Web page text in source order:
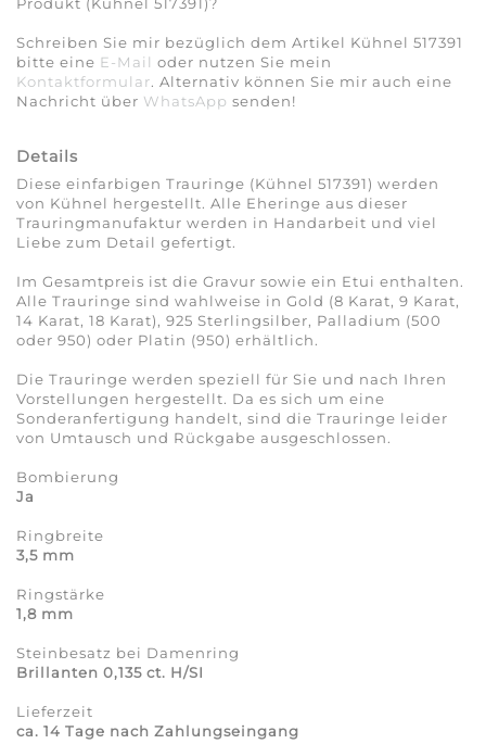
Produkt (Kühnel 517391)?
Schreiben Sie mir bezüglich dem Artikel Kühnel 517391
bitte eine E-Mail oder nutzen Sie mein
Kontaktformular. Alternativ können Sie mir auch eine
Nachricht über WhatsApp senden!
Details
Diese einfarbigen Trauringe (Kühnel 517391) werden
von Kühnel hergestellt. Alle Eheringe aus dieser
Trauringmanufaktur werden in Handarbeit und viel
Liebe zum Detail gefertigt.
Im Gesamtpreis ist die Gravur sowie ein Etui enthalten.
Alle Trauringe sind wahlweise in Gold (8 Karat, 9 Karat,
14 Karat, 18 Karat), 925 Sterlingsilber, Palladium (500
oder 950) oder Platin (950) erhältlich.
Die Trauringe werden speziell für Sie und nach Ihren
Vorstellungen hergestellt. Da es sich um eine
Sonderanfertigung handelt, sind die Trauringe leider
von Umtausch und Rückgabe ausgeschlossen.
Bombierung
Ja
Ringbreite
3,5 mm
Ringstärke
1,8 mm
Steinbesatz bei Damenring
Brillanten 0,135 ct. H/SI
Lieferzeit
ca. 14 Tage nach Zahlungseingang